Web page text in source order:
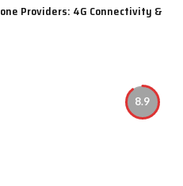
Providers: 4G Connectivity &
8.9